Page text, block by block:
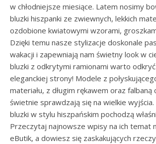
w chłodniejsze miesiące. Latem nosimy
bluzki hiszpanki ze zwiewnych, lekkich
ozdobione kwiatowymi wzorami,
Dzięki temu nasze stylizacje doskonale
wakacji i zapewniają nam świetny look w
bluzki z odkrytymi ramionami warto
eleganckiej strony! Modele z
materiału, z długim rękawem oraz falbaną
świetnie sprawdzają się na wielkie wyjścia.
bluzki w stylu hiszpańskim pochodzą
Przeczytaj najnowsze wpisy na ich temat
eButik, a dowiesz się zaskakujących